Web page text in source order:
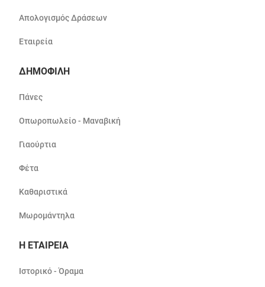
Απολογισμός Δράσεων
Εταιρεία
ΔΗΜΟΦΙΛΗ
Πάνες
Οπωροπωλείο - Μαναβική
Γιαούρτια
Φέτα
Καθαριστικά
Μωρομάντηλα
Η ΕΤΑΙΡΕΙΑ
Ιστορικό - Όραμα